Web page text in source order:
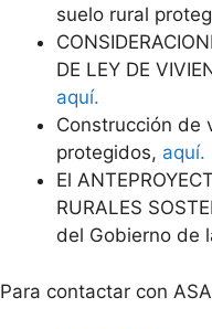
suelo rural
DE LEY DE
aquí.
Construcción de
protegidos, aquí.
El
RURALES
del Gobierno de
Para contactar con